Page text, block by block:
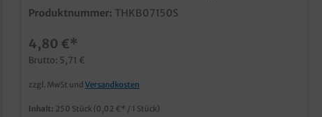
Produktnummer: THKB07150S
4,80 €*
Brutto: 5,71 €
zzgl. MwSt und Versandkosten
Inhalt: 250 Stück (0,02 €* / 1 Stück)